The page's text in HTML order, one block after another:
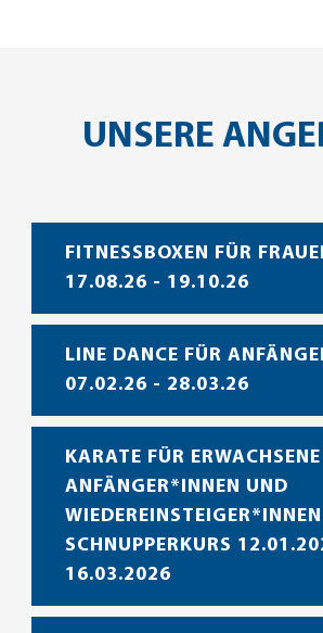
UNSERE
FITNESSBOXEN FÜR
17.08.26 - 19.10.26
LINE DANCE FÜR
07.02.26 - 28.03.26
KARATE FÜR
ANFÄNGER*INNEN UND
SCHNUPPERKURS
16.03.2026